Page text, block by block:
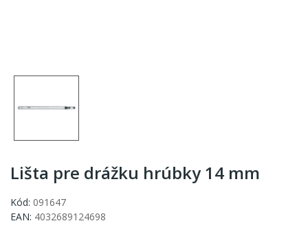
Lišta pre drážku hrúbky 14 mm
Kód: 091647
EAN: 4032689124698